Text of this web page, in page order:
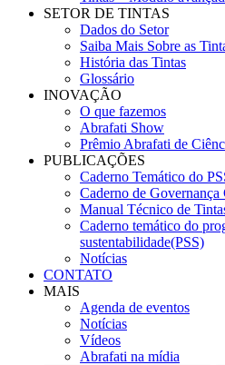
SETOR DE TINTAS
Dados do Setor
Saiba Mais Sobre as
História das Tintas
Glossário
INOVAÇÃO
O que fazemos
Abrafati Show
Prêmio Abrafati de
PUBLICAÇÕES
Caderno Temático do
Caderno de Governança
Manual Técnico de
Caderno temático do
sustentabilidade(PSS)
Notícias
CONTATO
MAIS
Agenda de eventos
Notícias
Vídeos
Abrafati na mídia